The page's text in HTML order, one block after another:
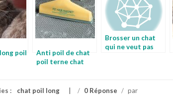
poil
Anti poil de chat
poil terne chat
Brosser un chat
qui ne veut pas
: chat poil long / 0 Réponse / par